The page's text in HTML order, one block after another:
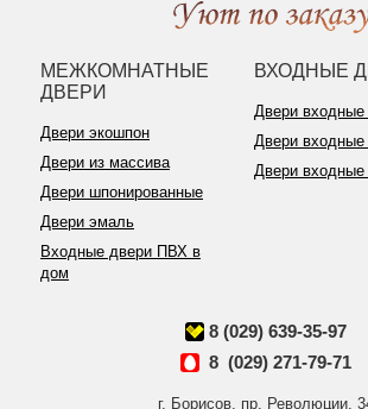
МЕЖКОМНАТНЫЕ
ДВЕРИ
Двери экошпон
Двери из массива
Двери шпонированные
Двери эмаль
Входные двери ПВХ в
дом
ВХОДНЫЕ
Двери
Двери
Двери
8 (029) 639-35-97
8 (029) 271-79-71
г. Борисов, пр. Революции,